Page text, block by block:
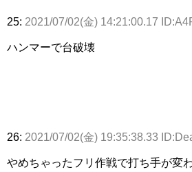
25: 2021/07/02(金) 14:21:00.17
ハンマーで台破壊
26: 2021/07/02(金) 19:35:38.33
やめちゃったフリ作戦で打ち手が変